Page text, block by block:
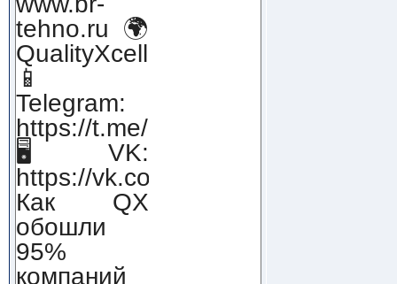
tehno.ru 🌍
QualityXcellence.ru
📱
Telegram:
https://t.me/qx_lab_IT
🖥 VK:
https://vk.com/qualityxcellenc
Как QX
обошли
95%
компаний